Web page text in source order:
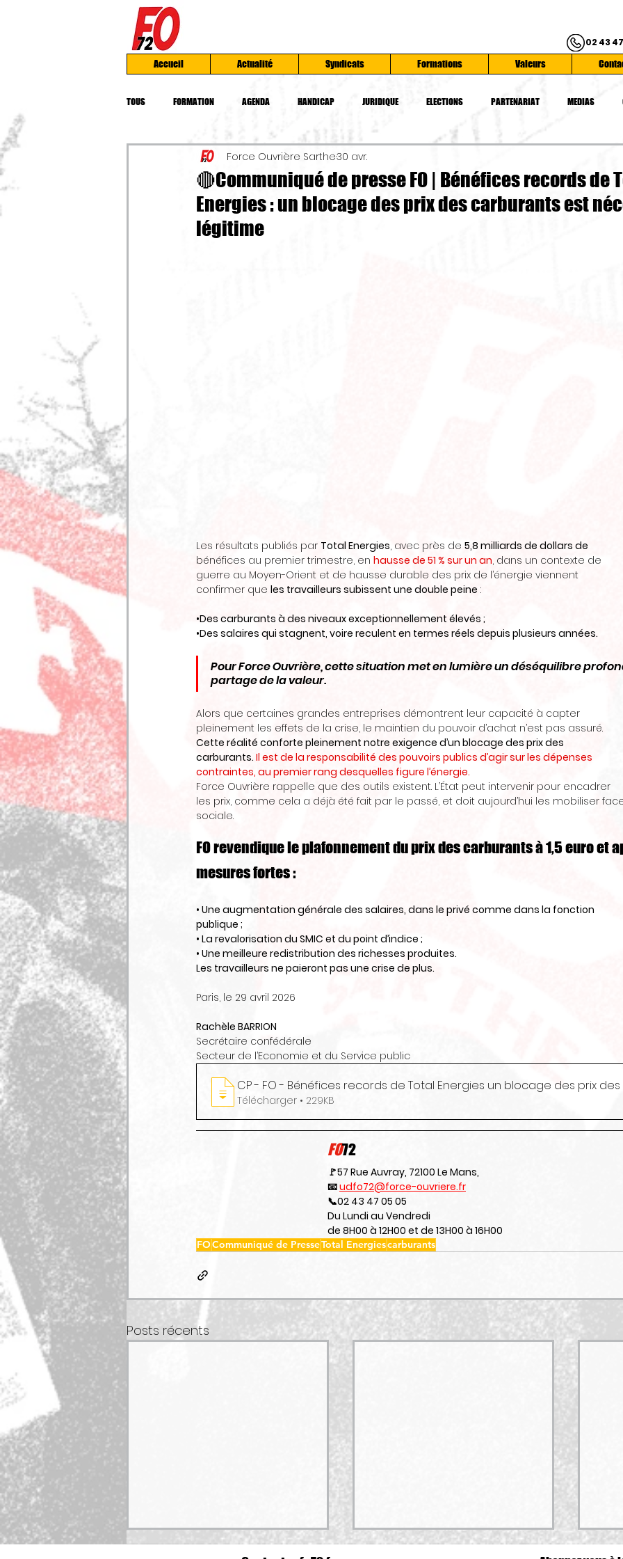
Accueil
Actualité Syndicats Formations Valeurs
02 43
TOUS FORMATION AGENDA HANDICAP JURIDIQUE ELECTIONS PARTENARIAT MEDIAS
INSTANCES UD AFOC MOBILISATIONS SYNDICATS
CHOMAGE TRAVAIL
🔴Communiqué de presse FO | Bénéfices records de
Energies : un blocage des prix des carburants est
légitime
Force Ouvrière Sarthe30 avr.
Les résultats publiés par Total Energies, avec près de 5,8 milliards de dollars de
bénéfices au premier trimestre, en hausse de 51 % sur un an, dans un contexte de
guerre au Moyen-Orient et de hausse durable des prix de l’énergie viennent
confirmer que les travailleurs subissent une double peine :
•Des carburants à des niveaux exceptionnellement élevés ;
•Des salaires qui stagnent, voire reculent en termes réels depuis plusieurs années.
Pour Force Ouvrière, cette situation met en lumière un déséquilibre
partage de la valeur.
Alors que certaines grandes entreprises démontrent leur capacité à capter
pleinement les effets de la crise, le maintien du pouvoir d’achat n’est pas assuré.
Cette réalité conforte pleinement notre exigence d’un blocage des prix des
carburants. Il est de la responsabilité des pouvoirs publics d’agir sur les dépenses
contraintes, au premier rang desquelles figure l’énergie.
Force Ouvrière rappelle que des outils existent. L’État peut intervenir pour encadrer
les prix, comme cela a déjà été fait par le passé, et doit aujourd’hui les mobiliser
sociale.
FO revendique le plafonnement du prix des carburants à 1,5 euro et
mesures fortes :
• Une augmentation générale des salaires, dans le privé comme dans la fonction
publique ;
• La revalorisation du SMIC et du point d’indice ;
• Une meilleure redistribution des richesses produites.
Les travailleurs ne paieront pas une crise de plus.
Paris, le 29 avril 2026
Rachèle BARRION
Secrétaire confédérale
Secteur de l’Economie et du Service public
CP - FO - Bénéfices records de Total Energies
Télécharger • 229KB
FO72
🚩57 Rue Auvray, 72100 Le Mans,
📧 udfo72@force-ouvriere.fr
📞02 43 47 05 05
Du Lundi au Vendredi
de 8H00 à 12H00 et de 13H00 à 16H00
FOCommuniqué de PresseTotal Energiescarburants
Posts récents